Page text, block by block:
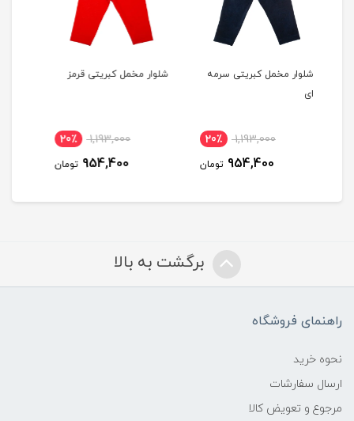
شلوار مخمل کبریتی قرمز
1,193,000 20٪
954,400 تومان
شلوار مخمل کبریتی زرشکی
1,193,000 20٪
954,400 تومان
برگشت به بالا
راهنمای فروشگاه
نحوه خرید
ارسال سفارشات
مرجوع و تعویض کالا